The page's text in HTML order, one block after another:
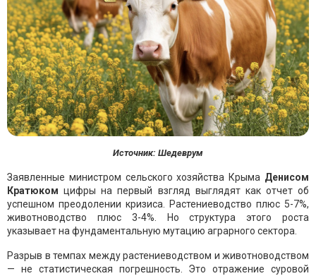
Источник: Шедеврум
Заявленные министром сельского хозяйства Крыма Денисом
Кратюком цифры на первый взгляд выглядят как отчет об
успешном преодолении кризиса. Растениеводство плюс 5-7%,
животноводство плюс 3-4%. Но структура этого роста
указывает на фундаментальную мутацию аграрного сектора.
Разрыв в темпах между растениеводством и животноводством
— не статистическая погрешность. Это отражение суровой